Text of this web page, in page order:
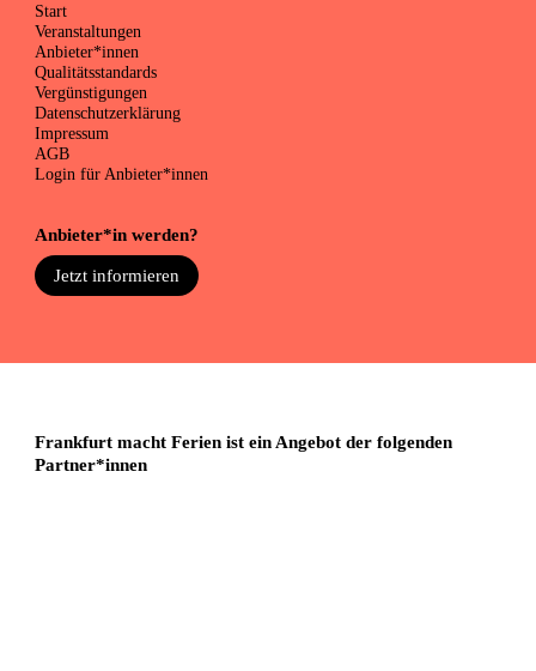
Start
Veranstaltungen
Anbieter*innen
Qualitätsstandards
Vergünstigungen
Datenschutzerklärung
Impressum
AGB
Login für Anbieter*innen
Anbieter*in werden?
Jetzt informieren
Frankfurt macht Ferien ist ein Angebot der folgenden
Partner*innen